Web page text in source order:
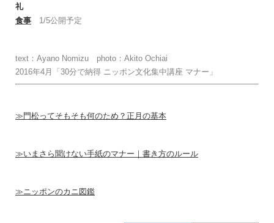
礼
食事
1/5公開予定
text：Ayano Nomizu photo：Akito Ochiai
2016年4月「30分で納得 ニッポン文化集中講座 マナー」
≫門松ってそもそも何のため？正月の基本
≫いまさら聞けない手紙のマナー｜書き方のルール
≫ニッポンのカニ図鑑